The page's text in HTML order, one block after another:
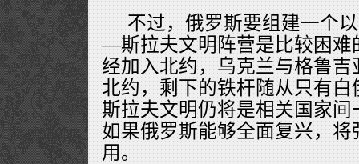
不过，俄罗斯要组建一个
—斯拉夫文明阵营是比较困难
经加入北约，乌克兰与格鲁
北约，剩下的铁杆随从只有
斯拉夫文明仍将是相关国家
如果俄罗斯能够全面复兴，
用。